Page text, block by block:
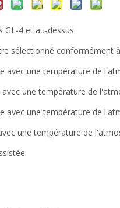
GL-4 et au-dessus
sélectionné conformément
avec une température de
avec une température de
avec une température de
une température de